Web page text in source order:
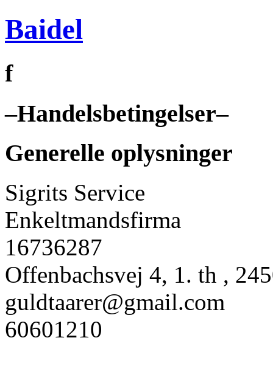
Baidel
f
–Handelsbetingelser–
Generelle oplysninger
Sigrits Service
Enkeltmandsfirma
16736287
Offenbachsvej 4, 1. th ,
guldtaarer@gmail.com
60601210